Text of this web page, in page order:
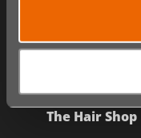
The Hair Shop